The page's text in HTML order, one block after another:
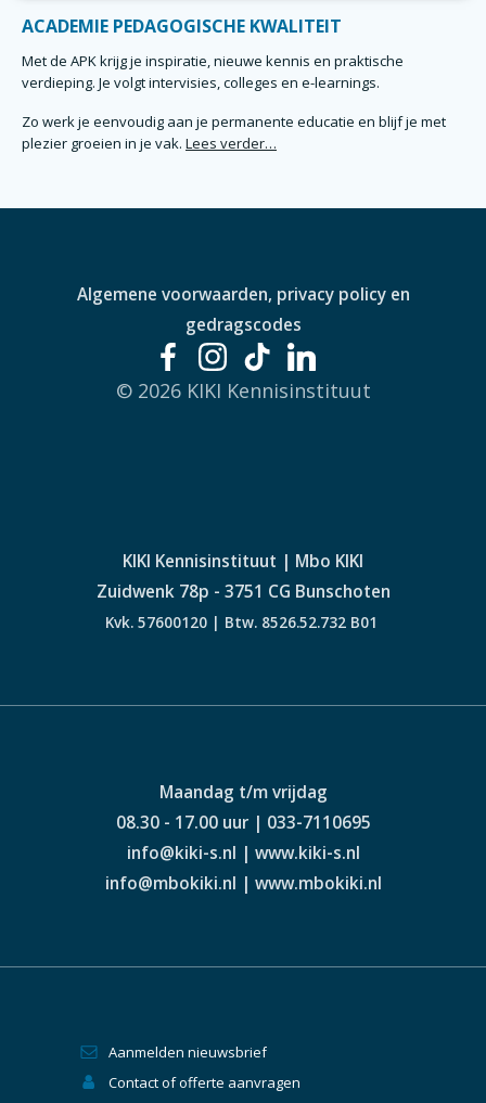
ACADEMIE PEDAGOGISCHE KWALITEIT
Met de APKkrijg je inspiratie, nieuwe kennis en praktische
verdieping. Je volgt intervisies, colleges en e-learnings.
Zo werk je eenvoudig aan je permanente educatie en blijf je met
plezier groeien in je vak. Lees verder…
Algemene voorwaarden, privacy policy en
gedragscodes
© 2026 KIKI Kennisinstituut
KIKI Kennisinstituut | Mbo KIKI
Zuidwenk 78p - 3751 CG Bunschoten
Kvk. 57600120 | Btw. 8526.52.732 B01
Maandag t/m vrijdag
08.30 - 17.00 uur | 033-7110695
info@kiki-s.nl | www.kiki-s.nl
info@mbokiki.nl | www.mbokiki.nl
Aanmelden nieuwsbrief
Contact of offerte aanvragen